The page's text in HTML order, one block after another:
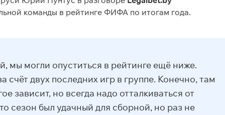
команды в рейтинге ФИФА по итогам года.
мы могли опуститься в рейтинге ещё ниже.
двух последних игр в группе. Конечно, там
зависит, но всегда надо отталкиваться от
сезон был удачный для сборной, но раз не